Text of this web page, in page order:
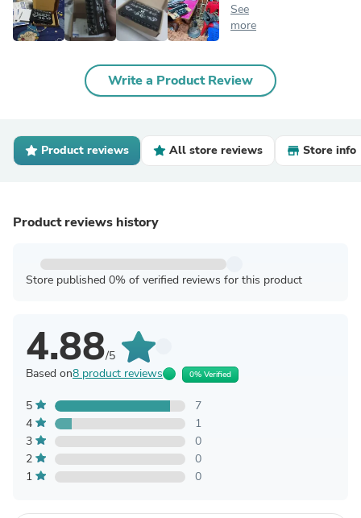
See
more
Write a Product Review
Product reviews All store reviews Store info
Product reviews history
Store published 0% of verified reviews for this product
4.88/5
Based on8 product reviews 0% Verified
5
7
4
1
3
0
2
0
1
0